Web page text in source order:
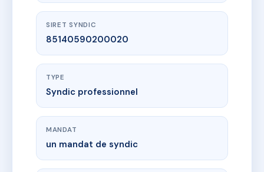
SIRET SYNDIC
85140590200020
TYPE
Syndic professionnel
MANDAT
un mandat de syndic